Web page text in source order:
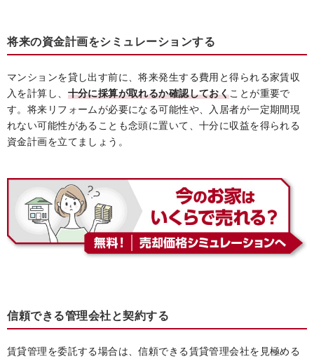
将来の資金計画をシミュレーションする
マンションを貸し出す前に、将来発生する費用と得られる家賃収
入を計算し、 十分に採算が取れるか確認しておくことが重要で
す。将来リフォームが必要になる可能性や、入居者が一定期間現
れない可能性があることも念頭に置いて、十分に収益を得られる
資金計画を立てましょう。
信頼できる管理会社と契約する
賃貸管理を委託する場合は、信頼できる賃貸管理会社を見極める